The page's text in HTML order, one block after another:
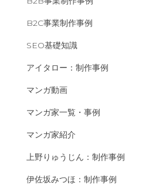
B2C事業制作事例
SEO基礎知識
アイタロー：制作事例
マンガ動画
マンガ家一覧・事例
マンガ家紹介
上野りゅうじん：制作事例
伊佐坂みつほ：制作事例